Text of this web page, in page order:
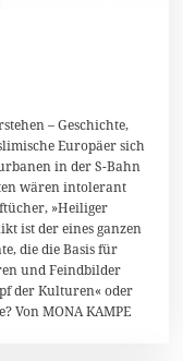
– Geschichte,
Europäer sich
in der S-Bahn
wären intolerant
»Heiliger
ist der eines ganzen
die die Basis für
und Feindbilder
der Kulturen« oder
Von MONA KAMPE